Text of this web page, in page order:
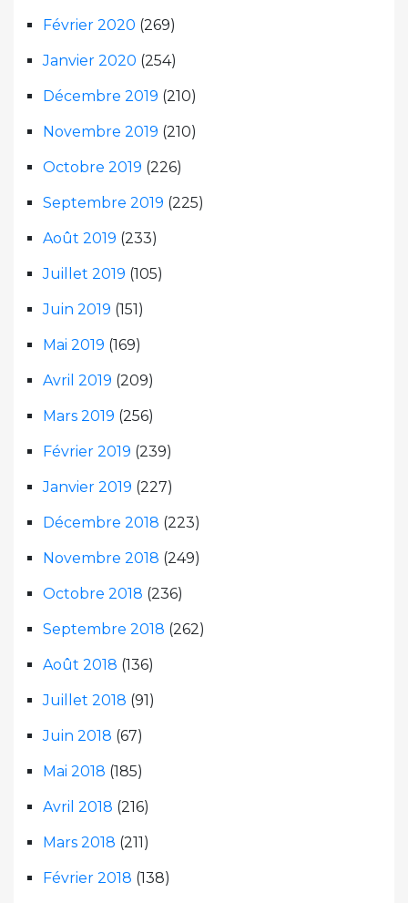
Février 2020 (269)
Janvier 2020 (254)
Décembre 2019 (210)
Novembre 2019 (210)
Octobre 2019 (226)
Septembre 2019 (225)
Août 2019 (233)
Juillet 2019 (105)
Juin 2019 (151)
Mai 2019 (169)
Avril 2019 (209)
Mars 2019 (256)
Février 2019 (239)
Janvier 2019 (227)
Décembre 2018 (223)
Novembre 2018 (249)
Octobre 2018 (236)
Septembre 2018 (262)
Août 2018 (136)
Juillet 2018 (91)
Juin 2018 (67)
Mai 2018 (185)
Avril 2018 (216)
Mars 2018 (211)
Février 2018 (138)